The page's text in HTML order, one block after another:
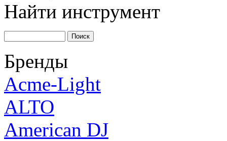
Найти инструмент
Бренды
Acme-Light
ALTO
American DJ